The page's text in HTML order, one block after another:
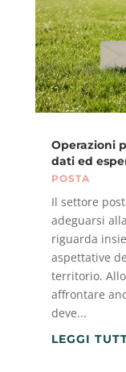
Operazioni
dati ed
POSTA
Il settore
adeguarsi
riguarda
aspettative
territorio.
affrontare
deve...
LEGGI